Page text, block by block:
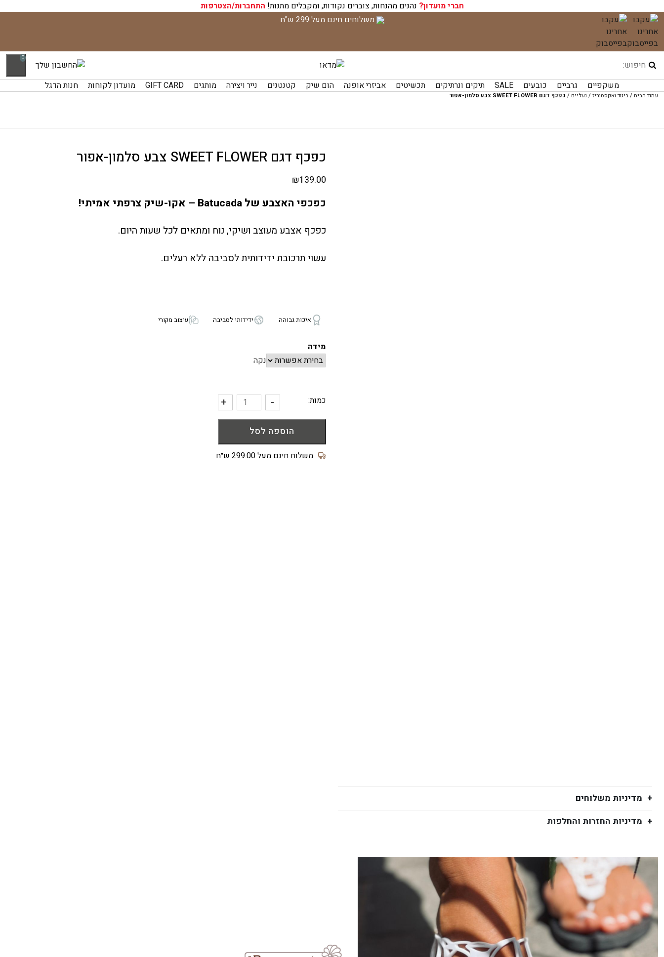
חברי מועדון? נהנים מהנחות, צוברים נקודות, ומקבלים מתנות! התחברות/הצטרפות
דלג
לתוכן
משלוחים חינם מעל 299 ש"ח
0
משקפיים גרביים כובעים SALE תיקים ונרתיקים תכשיטים אביזרי אופנה הום שיק קטנטנים נייר ויצירה מותגים GIFT CARD מועדון לקוחות חנות הדגל
עמוד הבית/ביגוד ואקססוריז/ נעליים / כפכף דגם SWEET FLOWER צבע סלמון-אפור
כפכף דגם SWEET FLOWER צבע סלמון-אפור
₪139.00
כפכפי האצבע של Batucada – אקו-שיק צרפתי אמיתי!
כפכף אצבע מעוצב ושיקי, נוח ומתאים לכל שעות היום.
עשוי תרכובת ידידותית לסביבה ללא רעלים.
איכות גבוהה ידידותי לסביבה עיצוב מקורי
מידה
נקה
כמות:
כמות
של
כפכף
דגם
SWEET
-
+
הוספה לסל
משלוח חינם מעל 299.00 ש״ח
מדיניות משלוחים
מדיניות החזרות והחלפות